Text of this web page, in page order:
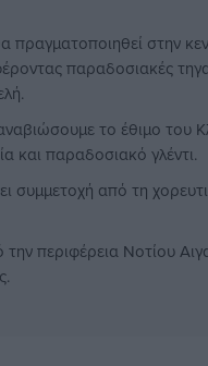
πραγματοποιηθεί στην
παραδοσιακές
το έθιμο του
και παραδοσιακό γλέντι.
συμμετοχή από τη
περιφέρεια Νοτίου